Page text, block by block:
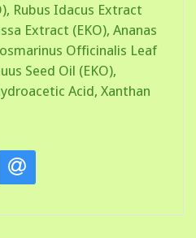
Rubus Idacus Extract
Extract (EKO), Ananas
Officinalis Leaf
Seed Oil (EKO),
Acid, Xanthan